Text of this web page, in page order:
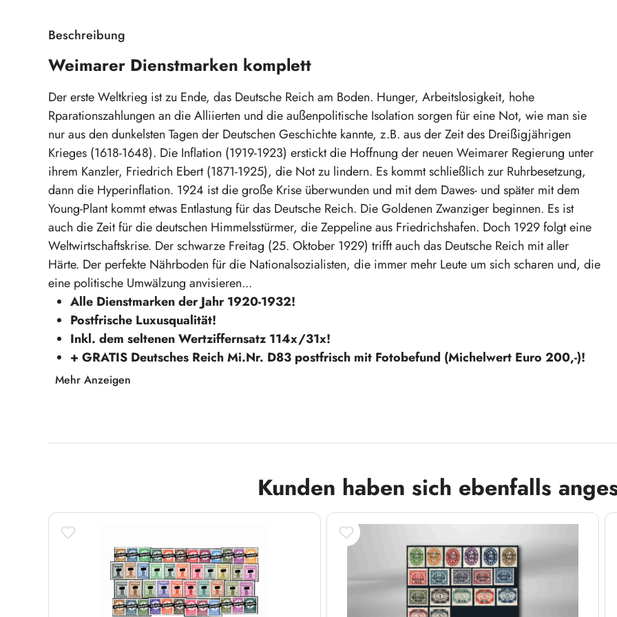
Beschreibung
Weimarer Dienstmarken komplett
Der erste Weltkrieg ist zu Ende, das Deutsche Reich am Boden. Hunger, Arbeitslosigkeit, hohe
Rparationszahlungen an die Alliierten und die außenpolitische Isolation sorgen für eine Not, wie man sie
nur aus den dunkelsten Tagen der Deutschen Geschichte kannte, z.B. aus der Zeit des Dreißigjährigen
Krieges (1618-1648). Die Inflation (1919-1923) erstickt die Hoffnung der neuen Weimarer Regierung unter
ihrem Kanzler, Friedrich Ebert (1871-1925), die Not zu lindern. Es kommt schließlich zur Ruhrbesetzung,
dann die Hyperinflation. 1924 ist die große Krise überwunden und mit dem Dawes- und später mit dem
Young-Plant kommt etwas Entlastung für das Deutsche Reich. Die Goldenen Zwanziger beginnen. Es ist
auch die Zeit für die deutschen Himmelsstürmer, die Zeppeline aus Friedrichshafen. Doch 1929 folgt eine
Weltwirtschaftskrise. Der schwarze Freitag (25. Oktober 1929) trifft auch das Deutsche Reich mit aller
Härte. Der perfekte Nährboden für die Nationalsozialisten, die immer mehr Leute um sich scharen und, die
eine politische Umwälzung anvisieren...
Alle Dienstmarken der Jahr 1920-1932!
Postfrische Luxusqualität!
Inkl. dem seltenen Wertziffernsatz 114x/31x!
+ GRATIS Deutsches Reich Mi.Nr. D83 postfrisch mit Fotobefund (Michelwert Euro 200,-)!
Michelwert Euro 775,50,-!
Mehr Anzeigen
Kunden haben sich ebenfalls